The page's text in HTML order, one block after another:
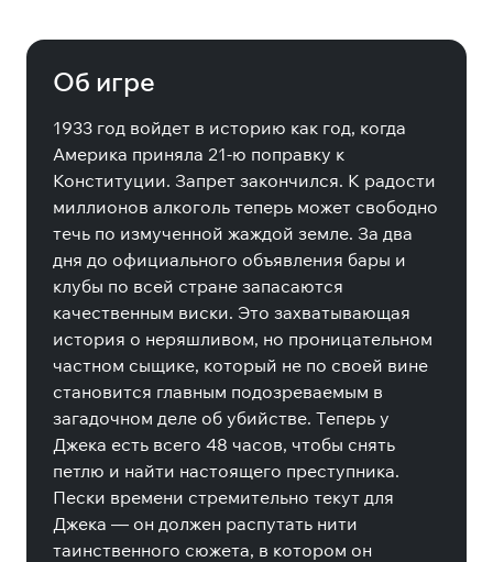
Об игре
1933 год войдет в историю как год, когда
Америка приняла 21-ю поправку к
Конституции. Запрет закончился. К радости
миллионов алкоголь теперь может свободно
течь по измученной жаждой земле. За два
дня до официального объявления бары и
клубы по всей стране запасаются
качественным виски. Это захватывающая
история о неряшливом, но проницательном
частном сыщике, который не по своей вине
становится главным подозреваемым в
загадочном деле об убийстве. Теперь у
Джека есть всего 48 часов, чтобы снять
петлю и найти настоящего преступника.
Пески времени стремительно текут для
Джека — он должен распутать нити
таинственного сюжета, в котором он